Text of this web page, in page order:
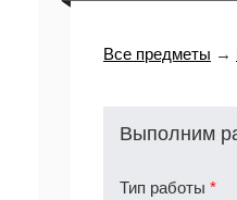
Все предметы →
Выполним
Тип работы *